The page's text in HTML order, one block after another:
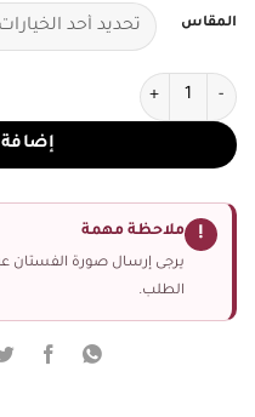
المقاس
كمية فستان سهرة لسن محير
! ملاحظة مهمة
يرجى إرسال صورة الفستان
الطلب.